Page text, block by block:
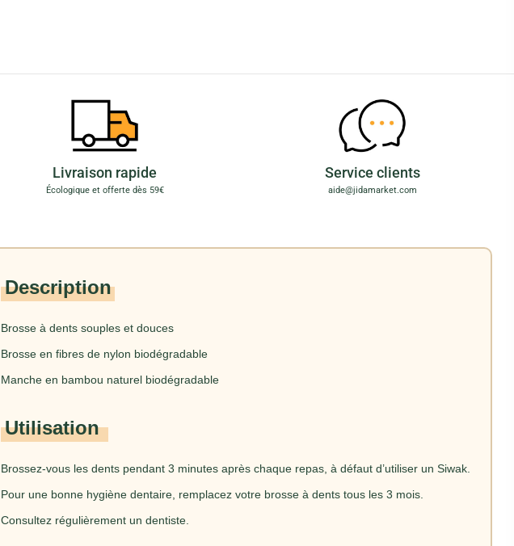
Livraison rapide
Écologique et offerte dès 59€
Service clients
aide@jidamarket.com
Description
Brosse à dents souples et douces
Brosse en fibres de nylon biodégradable
Manche en bambou naturel biodégradable
Utilisation
Brossez-vous les dents pendant 3 minutes après chaque repas, à défaut d’utiliser un Siwak.
Pour une bonne hygiène dentaire, remplacez votre brosse à dents tous les 3 mois.
Consultez régulièrement un dentiste.